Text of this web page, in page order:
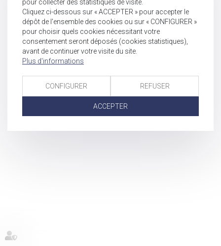
pour collecter des statistiques de visite.
Cliquez ci-dessous sur « ACCEPTER » pour accepter le
dépôt de l'ensemble des cookies ou sur « CONFIGURER »
pour choisir quels cookies nécessitant votre
consentement seront déposés (cookies statistiques),
avant de continuer votre visite du site.
Plus d'informations
CONFIGURER REFUSER
ACCEPTER